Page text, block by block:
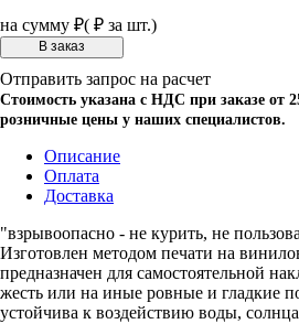
на сумму ₽( ₽ за шт.)
Отправить запрос на расчет
Стоимость указана с НДС при заказе от
розничные цены у наших специалистов.
Описание
Оплата
Доставка
"взрывоопасно - не курить, не
Изготовлен методом печати на
предназначен для самостоятельной
жесть или на иные ровные и гладкие
устойчива к воздействию воды,